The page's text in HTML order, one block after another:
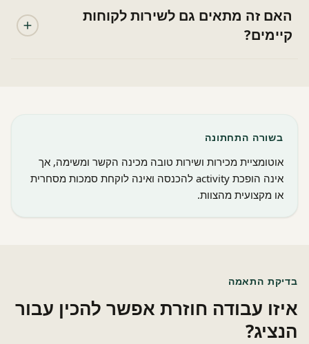
האם זה מתאים גם לשירות לקוחות
קיימים?
בשורה התחתונה
אוטומציית מכירות ושירות טובה מכינה הקשר ומשימה, אך
אינה הופכת activity להכנסה ואינה לוקחת סמכות מסחרית
או מקצועית מהצוות.
בדיקת התאמה
איזו עבודה חוזרת אפשר להכין עבור
הנציג?